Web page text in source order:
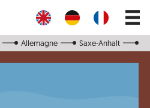
Main
Allemagne Saxe-Anhalt